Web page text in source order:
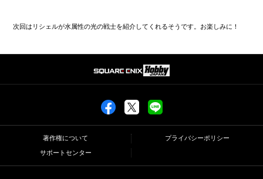
次回はリシェルが水属性の光の戦士を紹介してくれるそうです。お楽しみに！
著作権について プライバシーポリシー
サポートセンター